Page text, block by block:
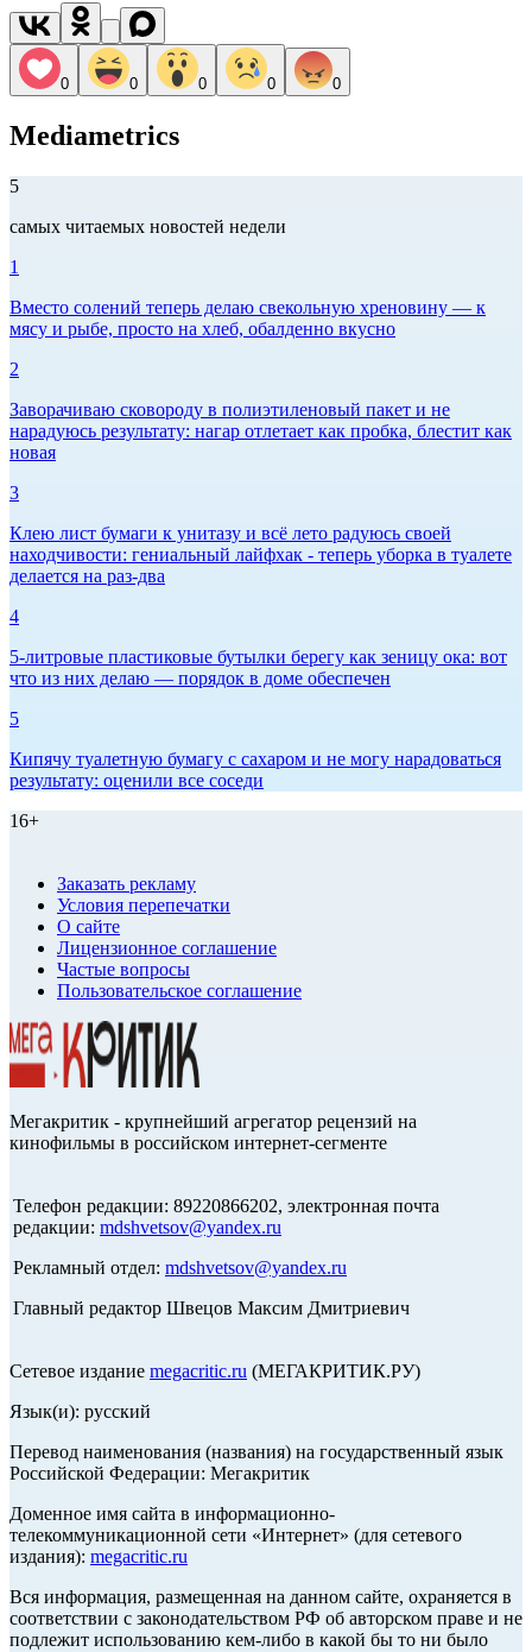
0 0 0 0 0
Mediametrics
5
самых читаемых новостей недели
1
Вместо солений теперь делаю свекольную хреновину — к
мясу и рыбе, просто на хлеб, обалденно вкусно
2
Заворачиваю сковороду в полиэтиленовый пакет и не
нарадуюсь результату: нагар отлетает как пробка, блестит как
новая
3
Клею лист бумаги к унитазу и всё лето радуюсь своей
находчивости: гениальный лайфхак - теперь уборка в туалете
делается на раз-два
4
5-литровые пластиковые бутылки берегу как зеницу ока: вот
что из них делаю — порядок в доме обеспечен
5
Кипячу туалетную бумагу с сахаром и не могу нарадоваться
результату: оценили все соседи
16+
Заказать рекламу
Условия перепечатки
О сайте
Лицензионное соглашение
Частые вопросы
Пользовательское соглашение
Мегакритик - крупнейший агрегатор рецензий на
кинофильмы в российском интернет-сегменте
Телефон редакции: 89220866202, электронная почта
редакции: mdshvetsov@yandex.ru
Рекламный отдел: mdshvetsov@yandex.ru
Главный редактор Швецов Максим Дмитриевич
Сетевое издание megacritic.ru (МЕГАКРИТИК.РУ)
Язык(и): русский
Перевод наименования (названия) на государственный язык
Российской Федерации: Мегакритик
Доменное имя сайта в информационно-
телекоммуникационной сети «Интернет» (для сетевого
издания): megacritic.ru
Вся информация, размещенная на данном сайте, охраняется в
соответствии с законодательством РФ об авторском праве и не
подлежит использованию кем-либо в какой бы то ни было